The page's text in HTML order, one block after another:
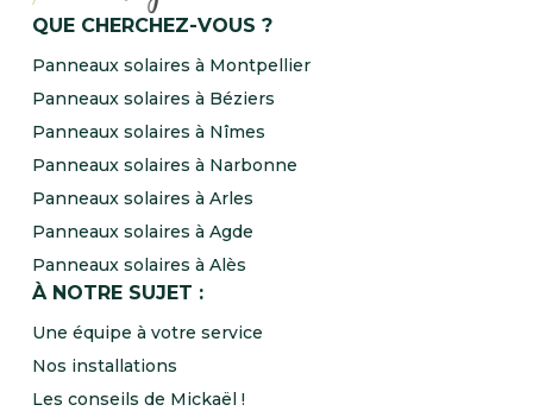
QUE CHERCHEZ-VOUS ?
Panneaux solaires à Montpellier
Panneaux solaires à Béziers
Panneaux solaires à Nîmes
Panneaux solaires à Narbonne
Panneaux solaires à Arles
Panneaux solaires à Agde
Panneaux solaires à Alès
À NOTRE SUJET :
Une équipe à votre service
Nos installations
Les conseils de Mickaël !